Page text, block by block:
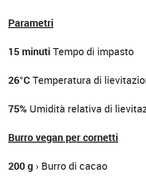
Parametri
15 minuti Tempo di impasto
26°C Temperatura di
75% Umidità relativa di
Burro vegan per cornetti
200 g › Burro di cacao